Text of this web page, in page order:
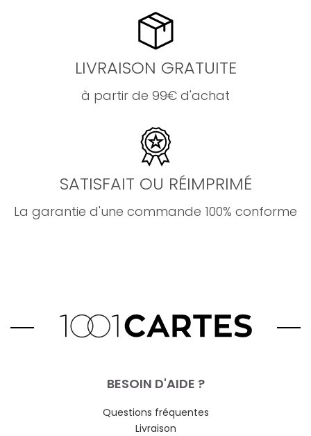
LIVRAISON GRATUITE
à partir de 99€ d'achat
SATISFAIT OU RÉIMPRIMÉ
La garantie d'une commande 100% conforme
BESOIN D'AIDE ?
Questions fréquentes
Livraison